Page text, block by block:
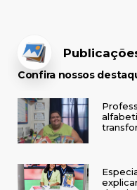
Confira nossos